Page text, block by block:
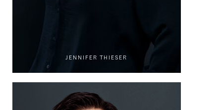
JENNIFER THIESER